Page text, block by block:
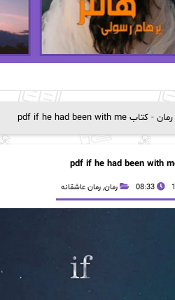
رمان - کتاب pdf if he had been with me
08:33 رمان, رمان عاشقانه